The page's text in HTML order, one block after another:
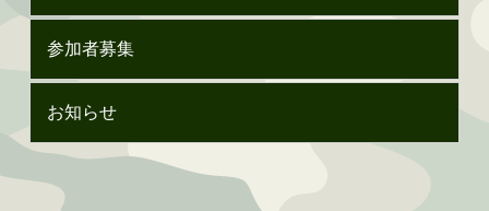
参加者募集
お知らせ